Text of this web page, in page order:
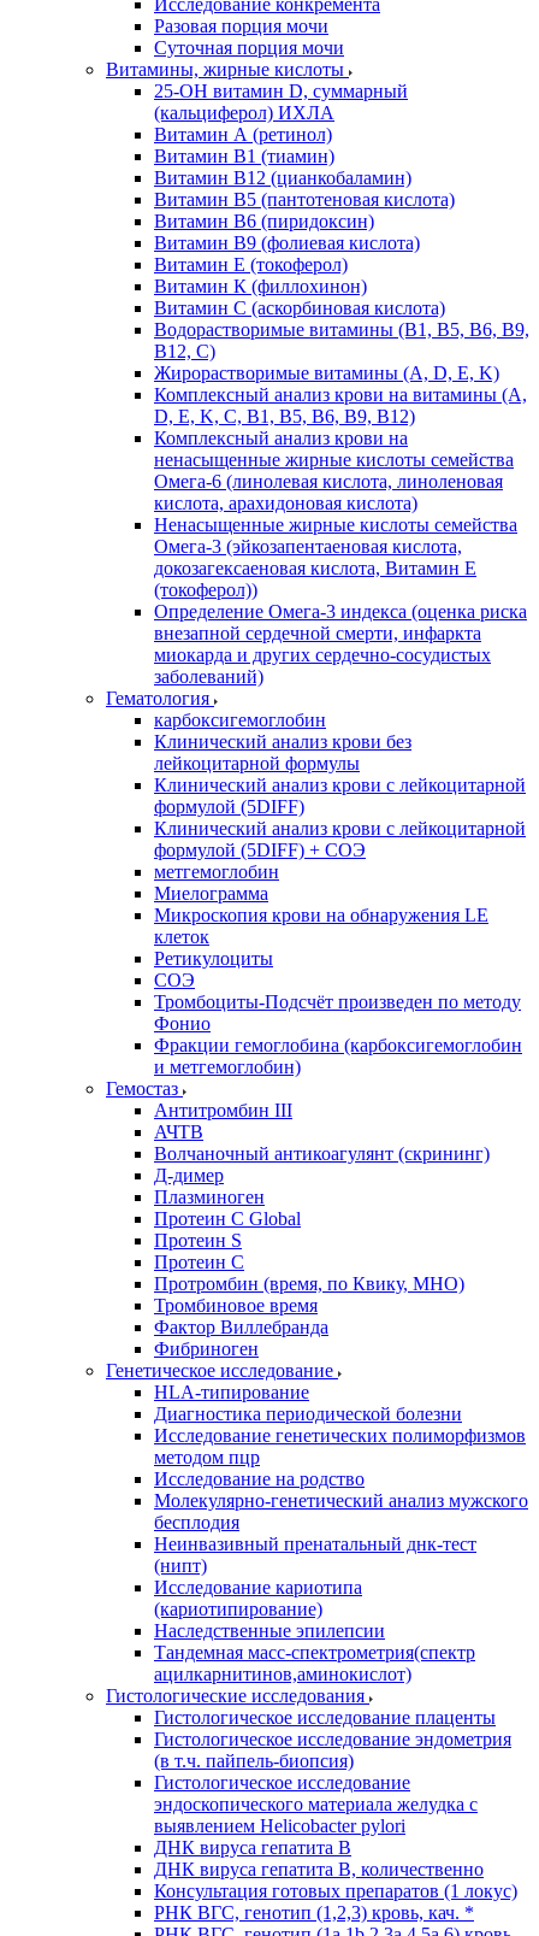
Исследование конкремента
Разовая порция мочи
Суточная порция мочи
Витамины, жирные кислоты
25-OH витамин D, суммарный
(кальциферол) ИХЛА
Витамин А (ретинол)
Витамин В1 (тиамин)
Витамин В12 (цианкобаламин)
Витамин В5 (пантотеновая кислота)
Витамин В6 (пиридоксин)
Витамин В9 (фолиевая кислота)
Витамин Е (токоферол)
Витамин К (филлохинон)
Витамин С (аскорбиновая кислота)
Водорастворимые витамины (B1, B5, B6, В9,
В12, С)
Жирорастворимые витамины (A, D, E, K)
Комплексный анализ крови на витамины (A,
D, E, K, C, B1, B5, B6, В9, B12)
Комплексный анализ крови на
ненасыщенные жирные кислоты семейства
Омега-6 (линолевая кислота, линоленовая
кислота, арахидоновая кислота)
Ненасыщенные жирные кислоты семейства
Омега-3 (эйкозапентаеновая кислота,
докозагексаеновая кислота, Витамин E
(токоферол))
Определение Омега-3 индекса (оценка риска
внезапной сердечной смерти, инфаркта
миокарда и других сердечно-сосудистых
заболеваний)
Гематология
карбоксигемоглобин
Клинический анализ крови без
лейкоцитарной формулы
Клинический анализ крови с лейкоцитарной
формулой (5DIFF)
Клинический анализ крови с лейкоцитарной
формулой (5DIFF) + СОЭ
метгемоглобин
Миелограмма
Микроскопия крови на обнаружения LE
клеток
Ретикулоциты
СОЭ
Тромбоциты-Подсчёт произведен по методу
Фонио
Фракции гемоглобина (карбоксигемоглобин
и метгемоглобин)
Гемостаз
Антитромбин III
АЧТВ
Волчаночный антикоагулянт (скрининг)
Д-димер
Плазминоген
Протеин C Global
Протеин S
Протеин С
Протромбин (время, по Квику, МНО)
Тромбиновое время
Фактор Виллебранда
Фибриноген
Генетическое исследование
HLA-типирование
Диагностика периодической болезни
Исследование генетических полиморфизмов
методом пцр
Исследование на родство
Молекулярно-генетический анализ мужского
бесплодия
Неинвазивный пренатальный днк-тест
(нипт)
Исследование кариотипа
(кариотипирование)
Наследственные эпилепсии
Тандемная масс-спектрометрия(спектр
ацилкарнитинов,аминокислот)
Гистологические исследования
Гистологическое исследование плаценты
Гистологическое исследование эндометрия
(в т.ч. пайпель-биопсия)
Гистологическое исследование
эндоскопического материала желудка с
выявлением Helicobacter pylori
ДНК вируса гепатита B
ДНК вируса гепатита B, количественно
Консультация готовых препаратов (1 локус)
РНК ВГC, генотип (1,2,3) кровь, кач. *